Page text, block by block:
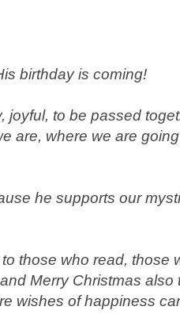
birthday is coming!
joyful, to be passed
are, where we are
he supports our
those who read, those
Merry Christmas
wishes of happiness